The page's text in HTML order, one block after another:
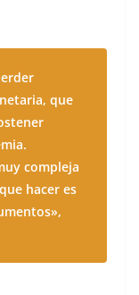
que
compleja
hacer es